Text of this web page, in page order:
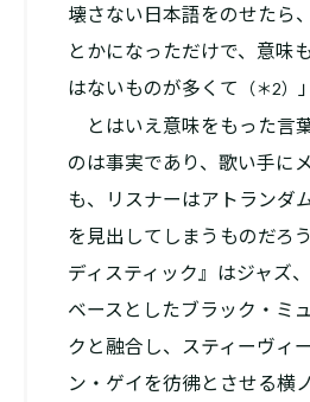
壊さない日本語をのせたら
とかになっただけで、意味
はないものが多くて （＊2）
とはいえ意味をもった言
のは事実であり、歌い手に
も、リスナーはアトランダ
を見出してしまうものだろ
ディスティック』はジャズ
ベースとしたブラック・ミ
クと融合し、スティーヴィ
ン・ゲイを彷彿とさせる横